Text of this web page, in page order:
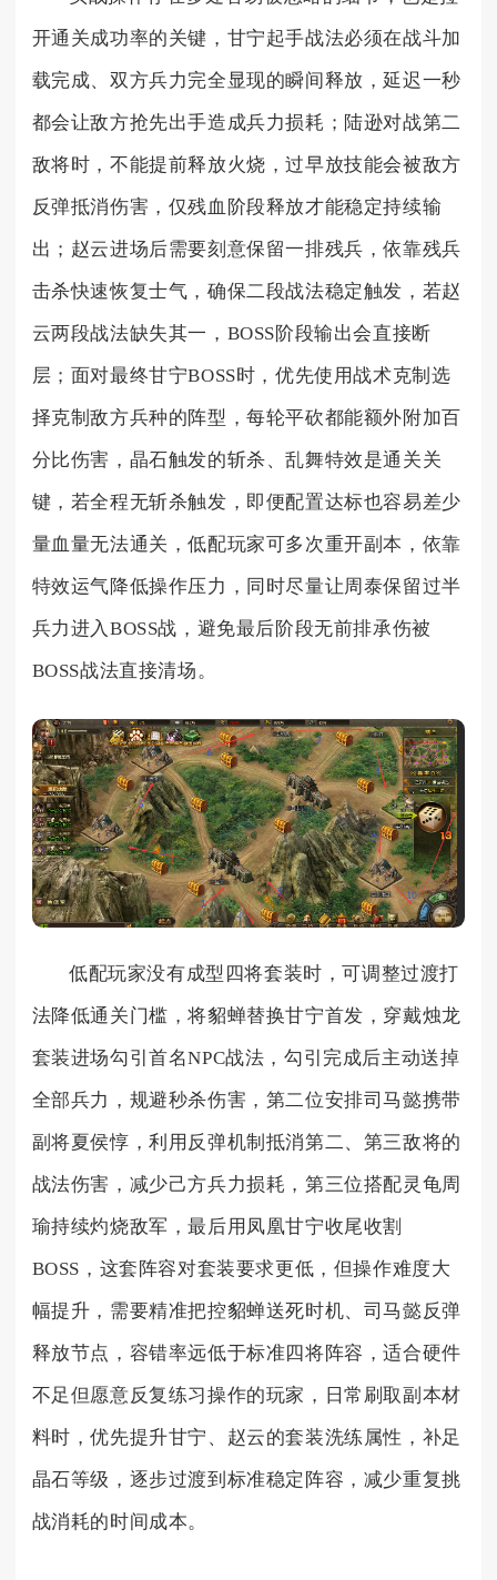
开通关成功率的关键，甘宁起手战法必须在战斗加
载完成、双方兵力完全显现的瞬间释放，延迟一秒
都会让敌方抢先出手造成兵力损耗；陆逊对战第二
敌将时，不能提前释放火烧，过早放技能会被敌方
反弹抵消伤害，仅残血阶段释放才能稳定持续输
出；赵云进场后需要刻意保留一排残兵，依靠残兵
击杀快速恢复士气，确保二段战法稳定触发，若赵
云两段战法缺失其一，BOSS阶段输出会直接断
层；面对最终甘宁BOSS时，优先使用战术克制选
择克制敌方兵种的阵型，每轮平砍都能额外附加百
分比伤害，晶石触发的斩杀、乱舞特效是通关关
键，若全程无斩杀触发，即便配置达标也容易差少
量血量无法通关，低配玩家可多次重开副本，依靠
特效运气降低操作压力，同时尽量让周泰保留过半
兵力进入BOSS战，避免最后阶段无前排承伤被
BOSS战法直接清场。
低配玩家没有成型四将套装时，可调整过渡打
法降低通关门槛，将貂蝉替换甘宁首发，穿戴烛龙
套装进场勾引首名NPC战法，勾引完成后主动送掉
全部兵力，规避秒杀伤害，第二位安排司马懿携带
副将夏侯惇，利用反弹机制抵消第二、第三敌将的
战法伤害，减少己方兵力损耗，第三位搭配灵龟周
瑜持续灼烧敌军，最后用凤凰甘宁收尾收割
BOSS，这套阵容对套装要求更低，但操作难度大
幅提升，需要精准把控貂蝉送死时机、司马懿反弹
释放节点，容错率远低于标准四将阵容，适合硬件
不足但愿意反复练习操作的玩家，日常刷取副本材
料时，优先提升甘宁、赵云的套装洗练属性，补足
晶石等级，逐步过渡到标准稳定阵容，减少重复挑
战消耗的时间成本。